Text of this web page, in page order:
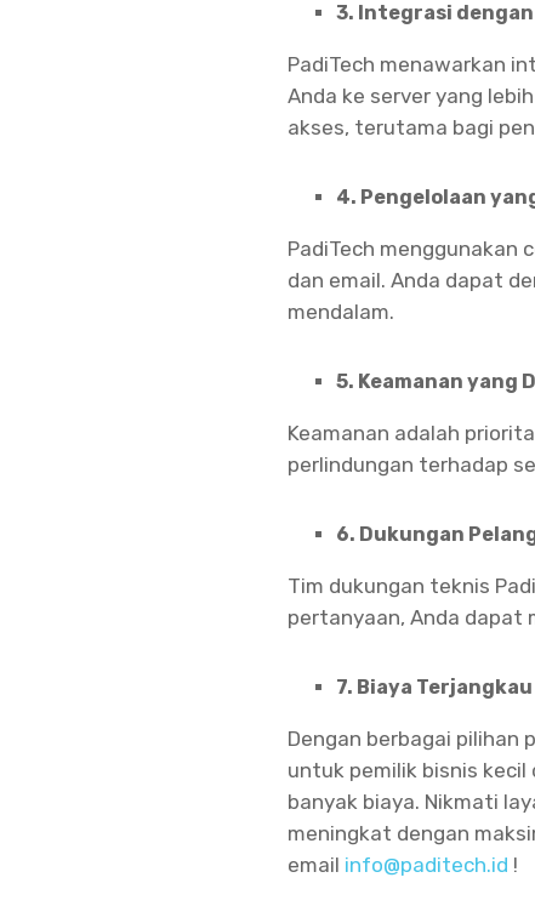
3. Integrasi dengan
PadiTech menawarkan
Anda ke server yang
akses, terutama bagi
4. Pengelolaan
PadiTech menggunakan
dan email. Anda dapat
mendalam.
5. Keamanan yang
Keamanan adalah
perlindungan terhadap
6. Dukungan
Tim dukungan teknis
pertanyaan, Anda dapat
7. Biaya Terjangkau
Dengan berbagai pilihan
untuk pemilik bisnis
banyak biaya. Nikmati
meningkat dengan
email info@paditech.id !